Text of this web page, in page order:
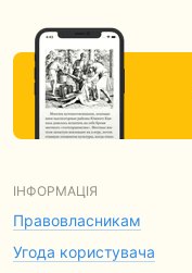
ІНФОРМАЦІЯ
Правовласникам
Угода користувача